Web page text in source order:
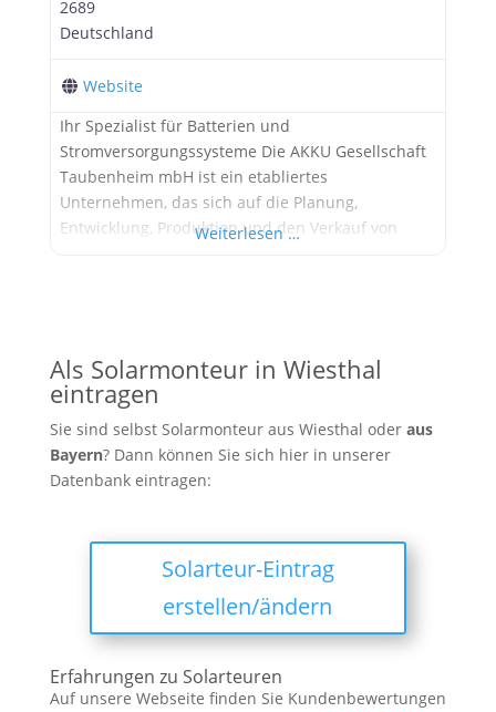
2689
Deutschland
Website
Ihr Spezialist für Batterien und
Stromversorgungssysteme Die AKKU Gesellschaft
Taubenheim mbH ist ein etabliertes
Unternehmen, das sich auf die Planung,
Entwicklung, Produktion und den Verkauf von
Photovoltaik, Sicherheits- und Notbeleuchtung
sowie USV-Systeme. Breites Leistungsspektrum
Die AKKU Gesellschaft Taubenheim mbH bietet
ein
Weiterlesen …
Als Solarmonteur in Wiesthal
eintragen
Sie sind selbst Solarmonteur aus Wiesthal oder aus
Bayern? Dann können Sie sich hier in unserer
Datenbank eintragen:
Solarteur-Eintrag
erstellen/ändern
Erfahrungen zu Solarteuren
Auf unsere Webseite finden Sie Kundenbewertungen